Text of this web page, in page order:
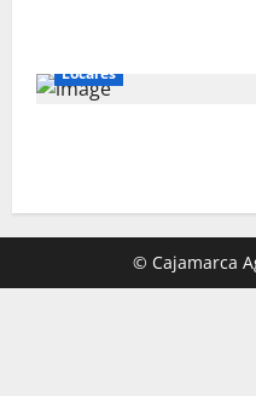
Locales